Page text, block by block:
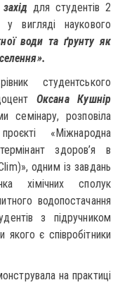
для студентів 2
вигляді наукового
води та ґрунту як
студентського
Оксана Кушнір
семінару, розповіла
«Міжнародна
здоров’я в
одним із завдань
хімічних сполук
водопостачання
з підручником
якого є співробітники
на практиці